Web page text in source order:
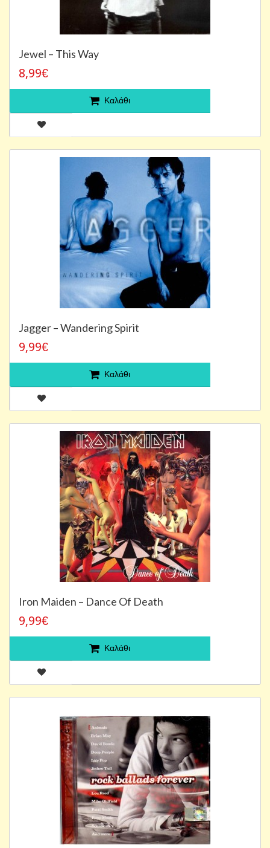
Jewel – This Way
8,99€
Καλάθι
Jagger – Wandering Spirit
9,99€
Καλάθι
Iron Maiden – Dance Of Death
9,99€
Καλάθι